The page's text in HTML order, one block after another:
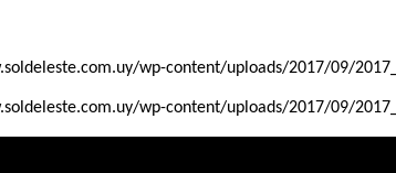
wp-content/uploads/2017/09/
wp-content/uploads/2017/09/